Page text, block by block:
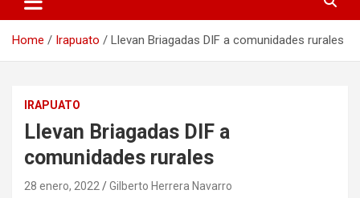
Home Irapuato Llevan Briagadas DIF a comunidades rurales
IRAPUATO
Llevan Briagadas DIF a
comunidades rurales
28 enero, 2022 Gilberto Herrera Navarro